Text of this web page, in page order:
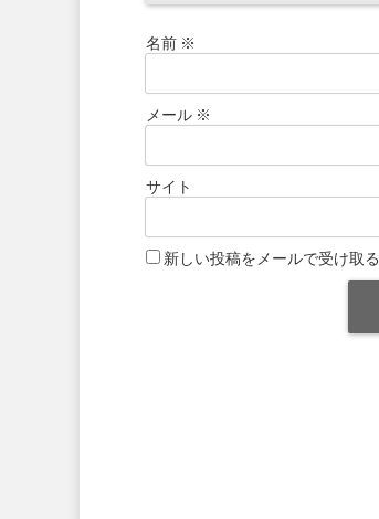
名前 ※
メール ※
サイト
新しい投稿をメールで受け取る